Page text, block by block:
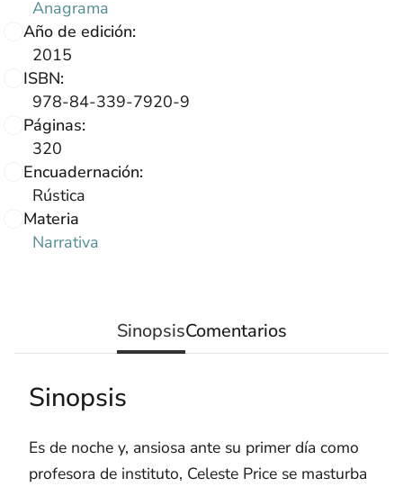
Anagrama
Año de edición:
2015
ISBN:
978-84-339-7920-9
Páginas:
320
Encuadernación:
Rústica
Materia
Narrativa
SinopsisComentarios
Sinopsis
Es de noche y, ansiosa ante su primer día como
profesora de instituto, Celeste Price se masturba